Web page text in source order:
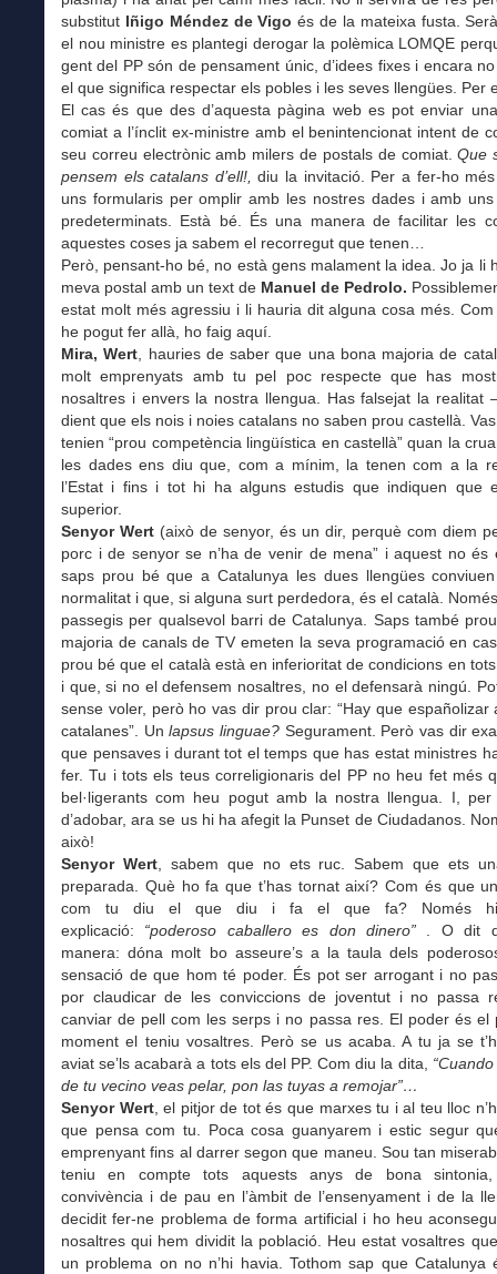
substitut Iñigo Méndez de Vigo és de la mateixa fusta.
el nou ministre es plantegi derogar la polèmica LOMQE
gent del PP són de pensament únic, d’idees fixes i encara
el que significa respectar els pobles i les seves llengües. Per
El cas és que des d’aquesta pàgina web es pot enviar
comiat a l’ínclit ex-ministre amb el benintencionat intent de
seu correu electrònic amb milers de postals de comiat.Que
pensem els catalans d’ell!, diu la invitació. Per a fer-ho
uns formularis per omplir amb les nostres dades i amb uns
predeterminats. Està bé. És una manera de facilitar les
aquestes coses ja sabem el recorregut que tenen…
Però, pensant-ho bé, no està gens malament la idea. Jo ja li
meva postal amb un text de Manuel de Pedrolo.
estat molt més agressiu i li hauria dit alguna cosa més.
he pogut fer allà, ho faig aquí.
Mira, Wert , hauries de saber que una bona majoria de
molt emprenyats amb tu pel poc respecte que has
nosaltres i envers la nostra llengua. Has falsejat la realitat
dient que els nois i noies catalans no saben prou castellà.
tenien “prou competència lingüística en castellà” quan la
les dades ens diu que, com a mínim, la tenen com a la
l’Estat i fins i tot hi ha alguns estudis que indiquen que
superior.
Senyor Wert (això de senyor, és un dir, perquè com diem
porc i de senyor se n’ha de venir de mena” i aquest no és
saps prou bé que a Catalunya les dues llengües
normalitat i que, si alguna surt perdedora, és el català.
passegis per qualsevol barri de Catalunya. Saps també
majoria de canals de TV emeten la seva programació en
prou bé que el català està en inferioritat de condicions en
i que, si no el defensem nosaltres, no el defensarà ningú.
sense voler, però ho vas dir prou clar: “Hay que españolizar
catalanes”. Unlapsus linguae? Segurament. Però vas dir
que pensaves i durant tot el temps que has estat ministres
fer. Tu i tots els teus correligionaris del PP no heu fet més
bel·ligerants com heu pogut amb la nostra llengua. I, per
d’adobar, ara se us hi ha afegit la Punset de Ciudadanos.
això!
Senyor Wert, sabem que no ets ruc. Sabem que ets
preparada. Què ho fa que t’has tornat així? Com és que
com tu diu el que diu i fa el que fa? Només
explicació: “poderoso caballero es don dinero” . O dit
manera: dóna molt bo asseure’s a la taula dels
sensació de que hom té poder. És pot ser arrogant i no
por claudicar de les conviccions de joventut i no passa
canviar de pell com les serps i no passa res. El poder és el
moment el teniu vosaltres. Però se us acaba. A tu ja se
aviat se’ls acabarà a tots els del PP. Com diu la dita,
de tu vecino veas pelar, pon las tuyas a remojar”…
Senyor Wert, el pitjor de tot és que marxes tu i al teu lloc
que pensa com tu. Poca cosa guanyarem i estic segur
emprenyant fins al darrer segon que maneu. Sou tan
teniu en compte tots aquests anys de bona
convivència i de pau en l’àmbit de l’ensenyament i de la
decidit fer-ne problema de forma artificial i ho heu
nosaltres qui hem dividit la població. Heu estat vosaltres
un problema on no n’hi havia. Tothom sap que Catalunya